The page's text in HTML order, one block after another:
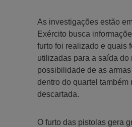
As investigações estão
Exército busca
furto foi realizado e quais
utilizadas para a saída do
possibilidade de as
dentro do quartel também
descartada.
O furto das pistolas gera